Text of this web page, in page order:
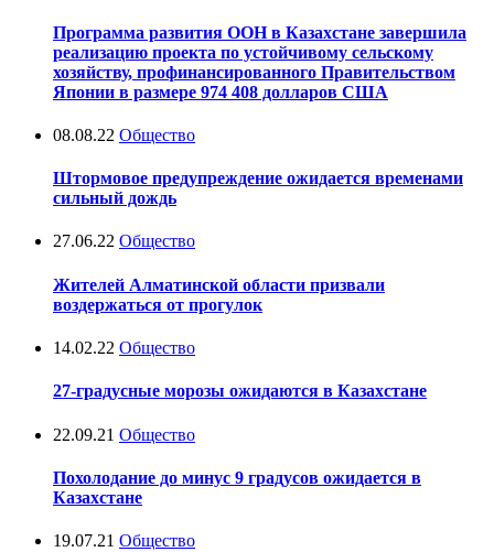
Программа развития ООН в Казахстане завершила
реализацию проекта по устойчивому сельскому
хозяйству, профинансированного Правительством
Японии в размере 974 408 долларов США
08.08.22 Общество
Штормовое предупреждение ожидается временами
сильный дождь
27.06.22 Общество
Жителей Алматинской области призвали
воздержаться от прогулок
14.02.22 Общество
27-градусные морозы ожидаются в Казахстане
22.09.21 Общество
Похолодание до минус 9 градусов ожидается в
Казахстане
19.07.21 Общество